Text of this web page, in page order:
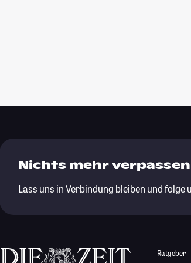
Nichts mehr
Lass uns in Verbindung bleiben und
Ratgeber